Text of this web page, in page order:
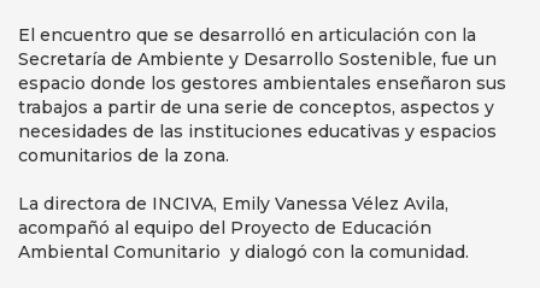
El encuentro que se desarrolló en articulación con la
Secretaría de Ambiente y Desarrollo Sostenible, fue un
espacio donde los gestores ambientales enseñaron sus
trabajos a partir de una serie de conceptos, aspectos y
necesidades de las instituciones educativas y espacios
comunitarios de la zona.
La directora de INCIVA, Emily Vanessa Vélez Avila,
acompañó al equipo del Proyecto de Educación
Ambiental Comunitario y dialogó con la comunidad.